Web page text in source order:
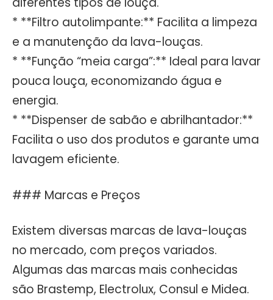
* **Filtro autolimpante:** Facilita a limpeza
e a manutenção da lava-louças.
* **Função “meia carga”:** Ideal para lavar
pouca louça, economizando água e
energia.
* **Dispenser de sabão e abrilhantador:**
Facilita o uso dos produtos e garante uma
lavagem eficiente.
### Marcas e Preços
Existem diversas marcas de lava-louças
no mercado, com preços variados.
Algumas das marcas mais conhecidas
são Brastemp, Electrolux, Consul e Midea.